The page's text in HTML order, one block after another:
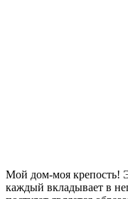
Мой дом-моя крепость!
каждый вкладывает в